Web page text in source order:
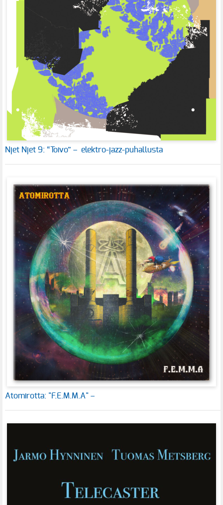
Njet Njet 9: “Toivo” – elektro-jazz-puhallusta
Atomirotta: "F.E.M.M.A" –